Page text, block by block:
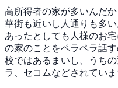
高所得者の家が多いんだ
華街も近いし人通りも多
あったとしても人様のお
の家のことをペラペラ話
校ではあるまいし、うち
ラ、セコムなどされてい